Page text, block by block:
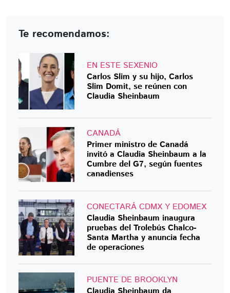
Te recomendamos:
EN ESTE SEXENIO
Carlos Slim y su hijo, Carlos
Slim Domit, se reúnen con
Claudia Sheinbaum
CANADÁ
Primer ministro de Canadá
invitó a Claudia Sheinbaum a la
Cumbre del G7, según fuentes
canadienses
CONECTARÁ CDMX Y EDOMEX
Claudia Sheinbaum inaugura
pruebas del Trolebús Chalco-
Santa Martha y anuncia fecha
de operaciones
PUENTE DE BROOKLYN